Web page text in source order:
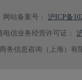
站备案号： 沪ICP备
电信业务经营许可证：
务信息咨询（上海）